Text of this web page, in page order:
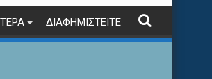
ΔΙΑΦΗΜΙΣΤΕΊΤΕ